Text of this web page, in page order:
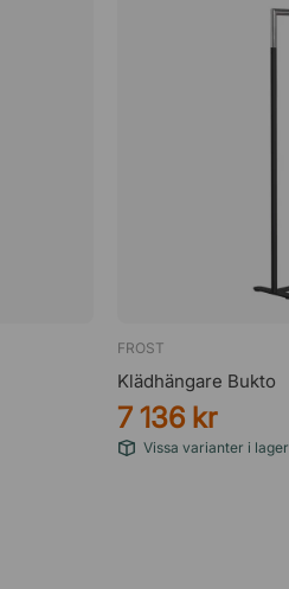
FROST
Klädhängare Bukto
7 136 kr
Vissa varianter i lager